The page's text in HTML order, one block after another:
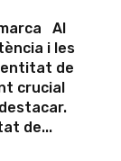
Al
i les
de
crucial
de...